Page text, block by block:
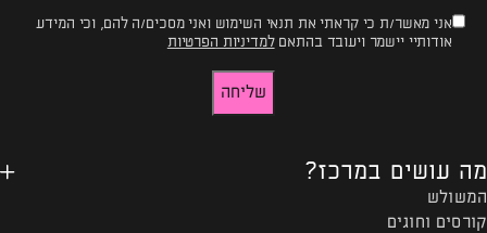
את
טופס
מעודכנים?
אני מאשר/ת כי קראתי את תנאי השימוש ואני מסכים/ה להם, וכי המידע
אודותיי יישמר ויעובד בהתאםלמדיניות הפרטיות
שליחה
מה עושים במרכז?
המשולש
קורסים וחוגים